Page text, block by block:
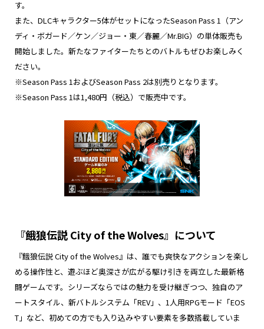
す。
また、DLCキャラクター5体がセットになったSeason Pass 1（アン
ディ・ボガード／ケン／ジョー・東／春麗／Mr.BIG）の単体販売も
開始しました。新たなファイターたちとのバトルもぜひお楽しみく
ださい。
※Season Pass 1およびSeason Pass 2は別売りとなります。
※Season Pass 1は1,480円（税込）で販売中です。
『餓狼伝説 City of the Wolves』について
『餓狼伝説 City of the Wolves』は、誰でも爽快なアクションを楽し
める操作性と、遊ぶほど奥深さが広がる駆け引きを両立した最新格
闘ゲームです。シリーズならではの魅力を受け継ぎつつ、独自のア
ートスタイル、新バトルシステム「REV」、1人用RPGモード「EOS
T」など、初めての方でも入り込みやすい要素を多数搭載していま